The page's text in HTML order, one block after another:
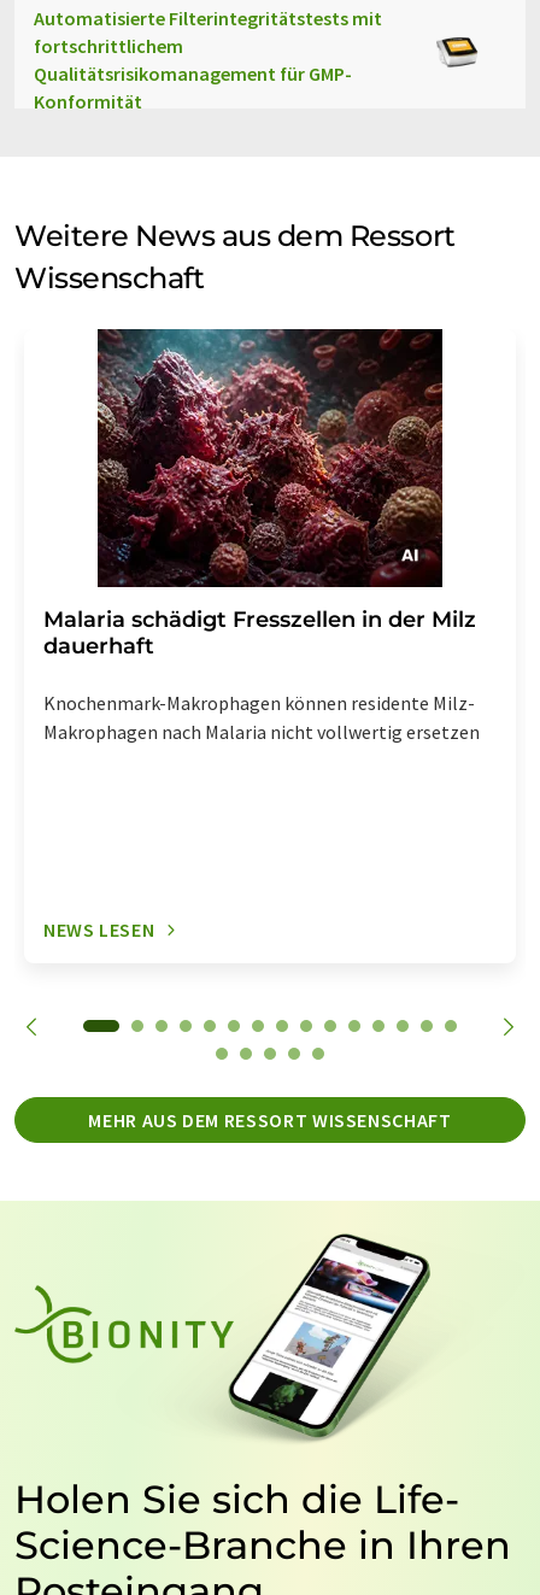
Automatisierte Filterintegritätstests mit
fortschrittlichem
Qualitätsrisikomanagement für GMP-
Konformität
Weitere News aus dem Ressort
Wissenschaft
Malaria schädigt Fresszellen in der Milz
dauerhaft
Knochenmark-Makrophagen können residente Milz-
Makrophagen nach Malaria nicht vollwertig ersetzen
NEWS LESEN
MEHR AUS DEM RESSORT WISSENSCHAFT
Holen Sie sich die Life-
Science-Branche in Ihren